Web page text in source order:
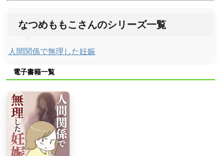
なつめももこさんのシリーズ一覧
人間関係で無理した妊娠
電子書籍一覧